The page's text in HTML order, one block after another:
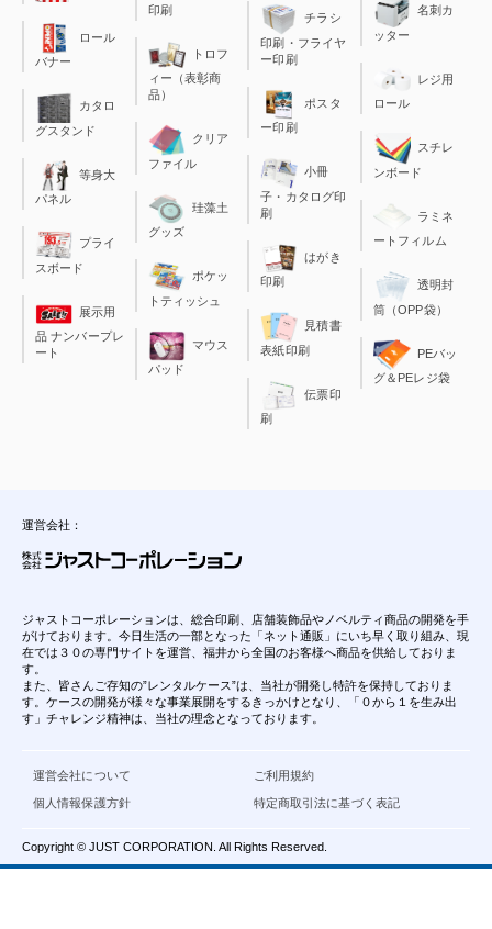
ロール
バナー
カタロ
グスタンド
等身大
パネル
プライ
スボード
展示用
品 ナンバープレ
ート
印刷
トロフ
ィー（表彰商
品）
クリア
ファイル
珪藻土
グッズ
ポケッ
トティッシュ
マウス
パッド
チラシ
印刷・フライヤ
ー印刷
ポスタ
ー印刷
小冊
子・カタログ印
刷
はがき
印刷
見積書
表紙印刷
伝票印
刷
名刺カ
ッター
レジ用
ロール
スチレ
ンボード
ラミネ
ートフィルム
透明封
筒（OPP袋）
PEバッ
グ＆PEレジ袋
運営会社：
ジャストコーポレーションは、総合印刷、店舗装飾品やノベルティ商品の開発を手
がけております。今日生活の一部となった「ネット通販」にいち早く取り組み、現
在では３０の専門サイトを運営、福井から全国のお客様へ商品を供給しておりま
す。
また、皆さんご存知の”レンタルケース”は、当社が開発し特許を保持しておりま
す。ケースの開発が様々な事業展開をするきっかけとなり、「０から１を生み出
す」チャレンジ精神は、当社の理念となっております。
運営会社について
個人情報保護方針
ご利用規約
特定商取引法に基づく表記
Copyright © JUST CORPORATION. All Rights Reserved.